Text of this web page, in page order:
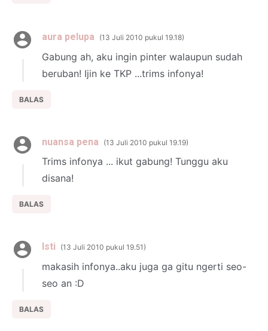
aura pelupa 13 Juli 2010 pukul 19.18
Gabung ah, aku ingin pinter walaupun sudah
beruban! Ijin ke TKP ...trims infonya!
BALAS
nuansa pena 13 Juli 2010 pukul 19.19
Trims infonya ... ikut gabung! Tunggu aku
disana!
BALAS
Isti 13 Juli 2010 pukul 19.51
makasih infonya..aku juga ga gitu ngerti seo-
seo an :D
BALAS